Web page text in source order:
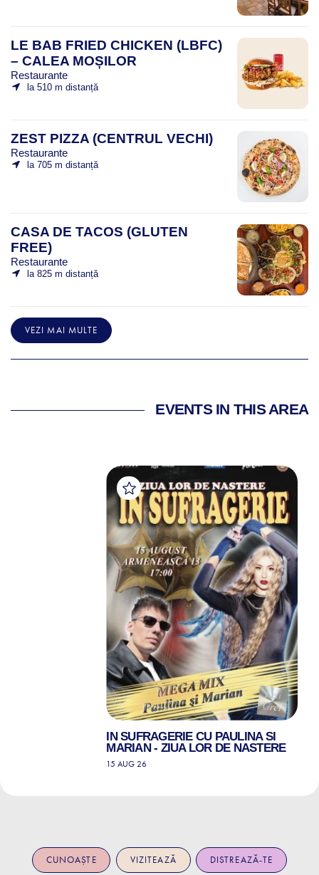
LE BAB FRIED CHICKEN (LBFC)
– CALEA MOȘILOR
Restaurante
la 510 m distanță
ZEST PIZZA (CENTRUL VECHI)
Restaurante
la 705 m distanță
CASA DE TACOS (GLUTEN
FREE)
Restaurante
la 825 m distanță
VEZI MAI MULTE
EVENTS IN THIS AREA
IN SUFRAGERIE CU PAULINA SI
MARIAN - ZIUA LOR DE NASTERE
15 AUG 26
CUNOAȘTE VIZITEAZĂ DISTREAZĂ-TE